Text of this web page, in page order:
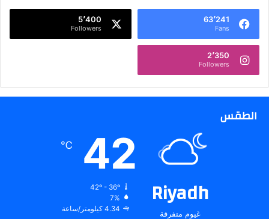
63٬241
Fans
5٬400
Followers
2٬350
Followers
الطقس
Riyadh
غيوم متفرقة
42
℃
42º - 36º
7%
4.34 كيلومتر/ساعة